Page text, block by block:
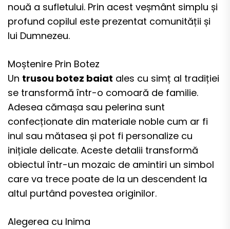
nouă a sufletului. Prin acest veșmânt simplu și
profund copilul este prezentat comunității și
lui Dumnezeu.
Moștenire Prin Botez
Un trusou botez baiat ales cu simț al tradiției
se transformă într-o comoară de familie.
Adesea cămașa sau pelerina sunt
confecționate din materiale noble cum ar fi
inul sau mătasea și pot fi personalize cu
inițiale delicate. Aceste detalii transformă
obiectul într-un mozaic de amintiri un simbol
care va trece poate de la un descendent la
altul purtând povestea originilor.
Alegerea cu Inima